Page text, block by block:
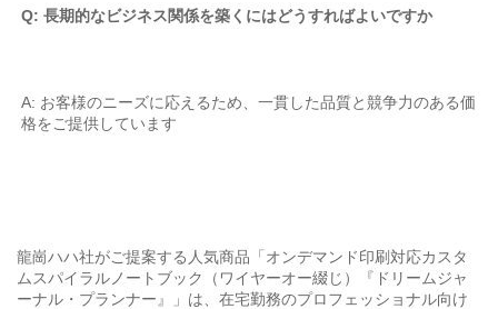
Q: 長期的なビジネス関係を築くにはどうすればよいですか
A: お客様のニーズに応えるため、一貫した品質と競争力のある価
格をご提供しています
龍崗ハハ社がご提案する人気商品「オンデマンド印刷対応カスタ
ムスパイラルノートブック（ワイヤーオー綴じ）『ドリームジャ
ーナル・プランナー』」は、在宅勤務のプロフェッショナル向け